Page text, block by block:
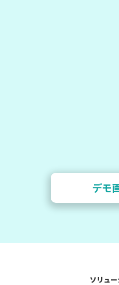
デモ
ソリュ